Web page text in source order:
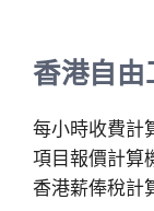
香港自
每小時收費計
項目報價計算
香港薪俸稅計